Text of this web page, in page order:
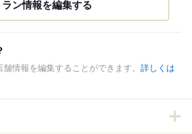
情報を編集することができます。 詳しくは